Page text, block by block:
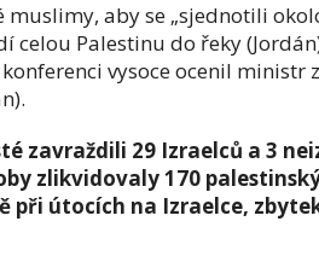
muslimy, aby se „sjednotili
celou Palestinu do řeky
vysoce ocenil ministr
zavraždili 29 Izraelců a 3
zlikvidovaly 170
při útocích na Izraelce,